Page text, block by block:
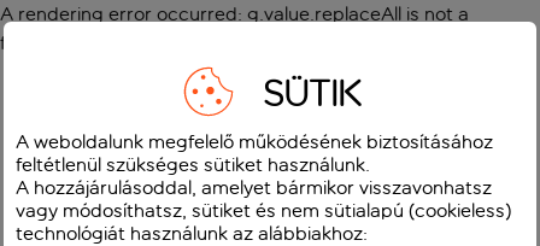
A rendering error occurred: g.value.replaceAll is not a
function
SÜTIK
A weboldalunk megfelelő működésének biztosításához
feltétlenül szükséges sütiket használunk.
A hozzájárulásoddal, amelyet bármikor visszavonhatsz
vagy módosíthatsz, sütiket és nem sütialapú (cookieless)
technológiát használunk az alábbiakhoz: